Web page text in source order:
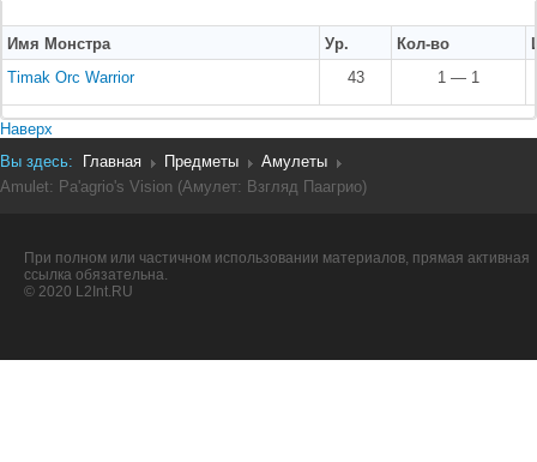
Имя Монстра Ур. Кол-во
Timak Orc Warrior
43 1 — 1
Наверх
Вы здесь:
Главная Предметы
Амулеты
Amulet: Pa'agrio's Vision (Амулет: Взгляд Паагрио)
При полном или частичном использовании материалов, прямая активная
ссылка обязательна.
© 2020 L2Int.RU